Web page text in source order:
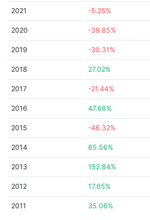
2021 -5.25%
2020 -39.85%
2019 -30.31%
2018 27.02%
2017 -21.44%
2016 47.68%
2015 -46.32%
2014 65.56%
2013 152.84%
2012 17.65%
2011 35.06%